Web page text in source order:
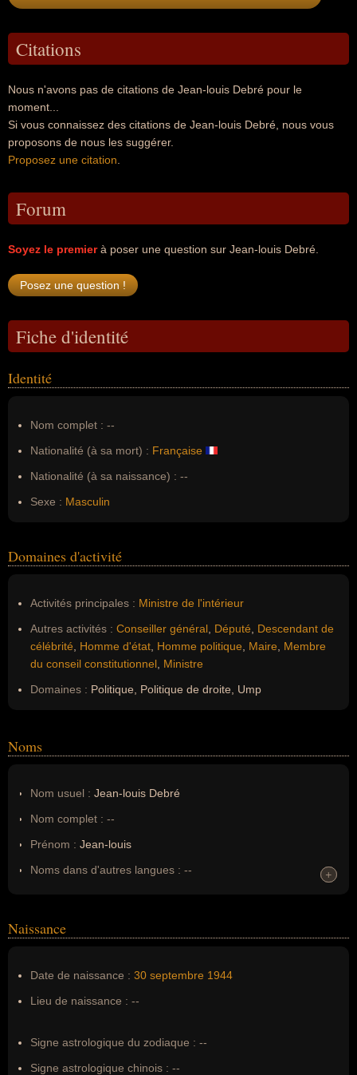
Citations
Nous n'avons pas de citations de Jean-louis Debré pour le
moment...
Si vous connaissez des citations de Jean-louis Debré, nous vous
proposons de nous les suggérer.
Proposez une citation
Forum
Soyez le premierà poser une question sur Jean-louis Debré.
Fiche d'identité
Identité
Nom complet : --
Nationalité (à sa mort) : Française
Nationalité (à sa naissance) : --
Sexe : Masculin
Domaines d'activité
Activités principales : Ministre de l'intérieur
Autres activités : Conseiller général Député
Descendant de
célébrité
Homme d'état Homme politique Maire
Membre
du conseil constitutionnel Ministre
Domaines : Politique, Politique de droite, Ump
Noms
Nom usuel : Jean-louis Debré
Nom complet : --
Prénom : Jean-louis
Noms dans d'autres langues : --
Nom de famille :Debré
+
+
Naissance
Date de naissance : 30 septembre 1944
Lieu de naissance : --
Signe astrologique du zodiaque : --
Signe astrologique chinois : --